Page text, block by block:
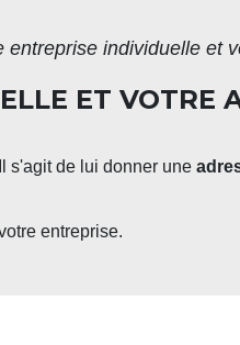
entreprise individuelle et
ET VOTRE
s'agit de lui donner une
entreprise.